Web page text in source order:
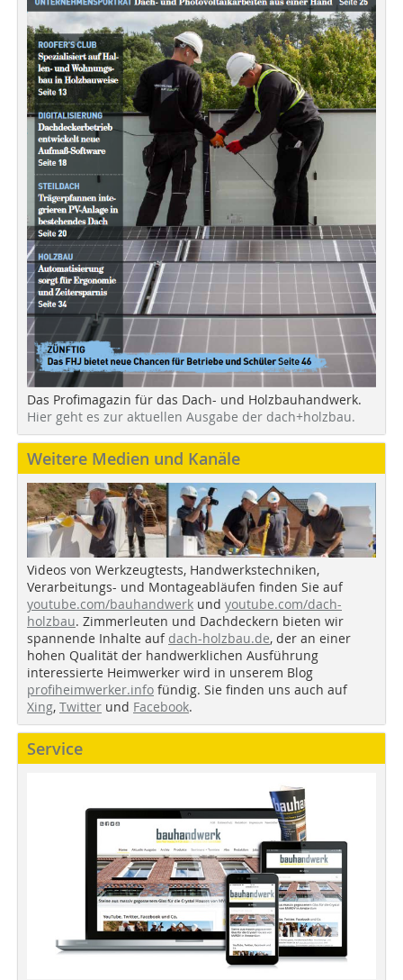
Das Profimagazin für das Dach- und Holzbauhandwerk.
Hier geht es zur aktuellen Ausgabe der dach+holzbau.
Weitere Medien und Kanäle
Videos von Werkzeugtests, Handwerkstechniken,
Verarbeitungs- und Montageabläufen finden Sie auf
youtube.com/bauhandwerk und youtube.com/dach-
holzbau. Zimmerleuten und Dachdeckern bieten wir
spannende Inhalte auf dach-holzbau.de, der an einer
hohen Qualität der handwerklichen Ausführung
interessierte Heimwerker wird in unserem Blog
profiheimwerker.info fündig. Sie finden uns auch auf
Xing, Twitter und Facebook.
Service